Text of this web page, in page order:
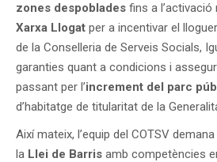
zones despoblades fins a l’activació
Xarxa Llogat per a incentivar el
de la Conselleria de Serveis Socials,
garanties quant a condicions i
passant per l’increment del parc
d’habitatge de titularitat de la
Així mateix, l’equip del COTSV
la Llei de Barris amb competències